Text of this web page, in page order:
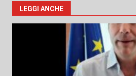
LEGGI ANCHE